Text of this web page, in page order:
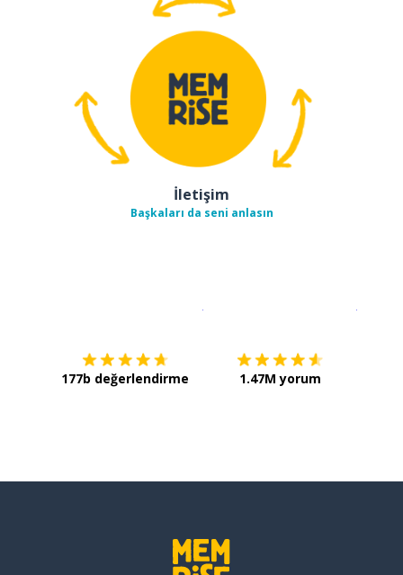
İletişim
Başkaları da seni anlasın
177b değerlendirme 1.47M yorum